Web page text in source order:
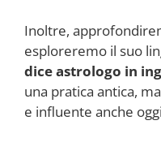
Inoltre,
esploreremo il suo
dice astrologo in
una pratica antica,
e influente anche